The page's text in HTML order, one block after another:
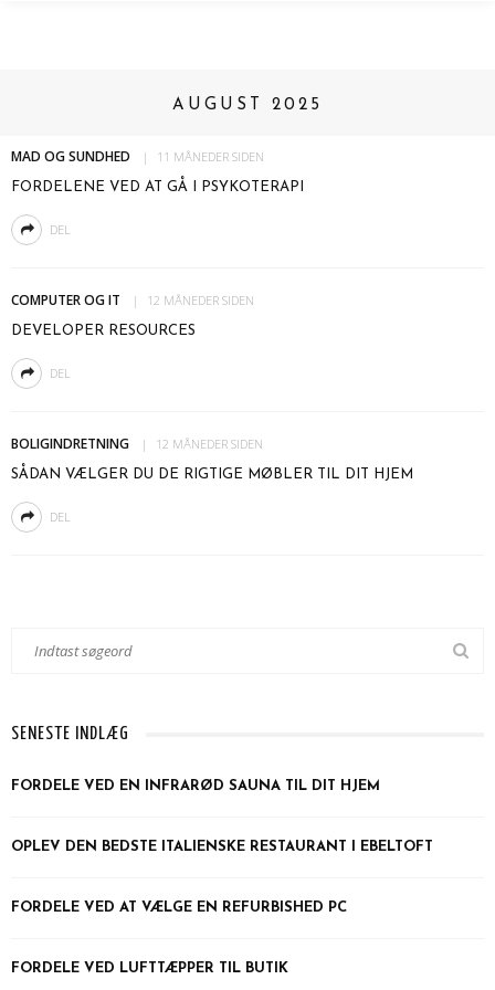
AUGUST 2025
MAD OG SUNDHED 11 MÅNEDER SIDEN
FORDELENE VED AT GÅ I PSYKOTERAPI
DEL
COMPUTER OG IT 12 MÅNEDER SIDEN
DEVELOPER RESOURCES
DEL
BOLIGINDRETNING 12 MÅNEDER SIDEN
SÅDAN VÆLGER DU DE RIGTIGE MØBLER TIL DIT HJEM
DEL
SENESTE INDLÆG
FORDELE VED EN INFRARØD SAUNA TIL DIT HJEM
OPLEV DEN BEDSTE ITALIENSKE RESTAURANT I EBELTOFT
FORDELE VED AT VÆLGE EN REFURBISHED PC
FORDELE VED LUFTTÆPPER TIL BUTIK